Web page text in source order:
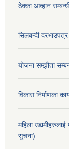
ठेक्का आव्हान
सिलबन्दी
योजना सम्झौता
विकास निर्माणका
महिला
सुचना)